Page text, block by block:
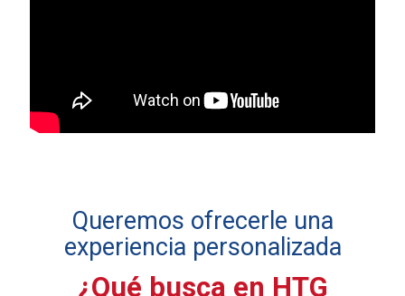
Queremos ofrecerle una
experiencia personalizada
¿Qué busca en HTG